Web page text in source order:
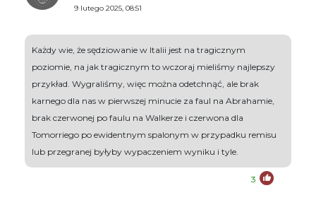
9 lutego 2025, 08:51
Każdy wie, że sędziowanie w Italii jest na tragicznym
poziomie, na jak tragicznym to wczoraj mieliśmy najlepszy
przykład. Wygraliśmy, więc można odetchnąć, ale brak
karnego dla nas w pierwszej minucie za faul na Abrahamie,
brak czerwonej po faulu na Walkerze i czerwona dla
Tomorriego po ewidentnym spalonym w przypadku remisu
lub przegranej byłyby wypaczeniem wyniku i tyle.
3